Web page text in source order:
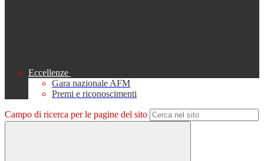
Eccellenze
Gara nazionale AFM
Premi e riconoscimenti
Campo di ricerca per le pagine del sito